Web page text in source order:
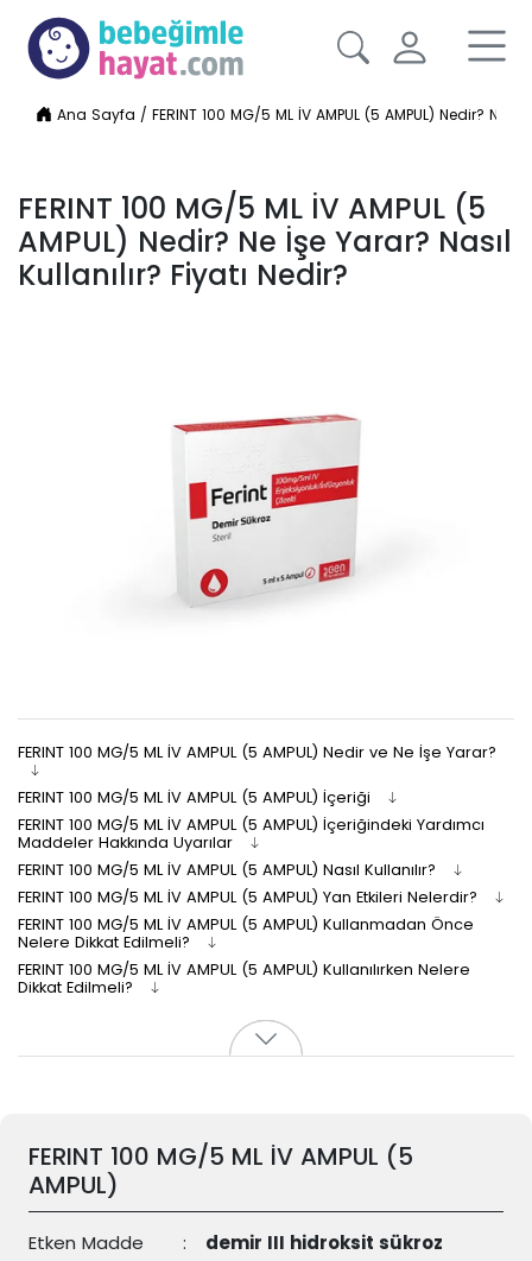
Ana Sayfa /FERINT 100 MG/5 ML İV AMPUL (5 AMPUL) Nedir? Ne
FERINT 100 MG/5 ML İV AMPUL (5
AMPUL) Nedir? Ne İşe Yarar? Nasıl
Kullanılır? Fiyatı Nedir?
FERINT 100 MG/5 ML İV AMPUL (5 AMPUL) Nedir ve Ne İşe Yarar?
FERINT 100 MG/5 ML İV AMPUL (5 AMPUL) İçeriği
FERINT 100 MG/5 ML İV AMPUL (5 AMPUL) İçeriğindeki Yardımcı
Maddeler Hakkında Uyarılar
FERINT 100 MG/5 ML İV AMPUL (5 AMPUL) Nasıl Kullanılır?
FERINT 100 MG/5 ML İV AMPUL (5 AMPUL) Yan Etkileri Nelerdir?
FERINT 100 MG/5 ML İV AMPUL (5 AMPUL) Kullanmadan Önce
Nelere Dikkat Edilmeli?
FERINT 100 MG/5 ML İV AMPUL (5 AMPUL) Kullanılırken Nelere
Dikkat Edilmeli?
FERINT 100 MG/5 ML İV AMPUL (5
AMPUL)
Etken Madde : demir III hidroksit sükroz